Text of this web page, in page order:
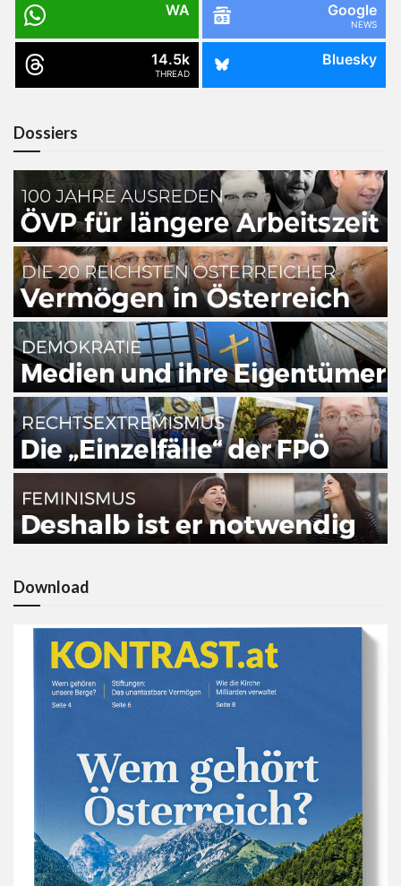
WA Google
NEWS
14.5k
THREAD
Bluesky
Dossiers
Download